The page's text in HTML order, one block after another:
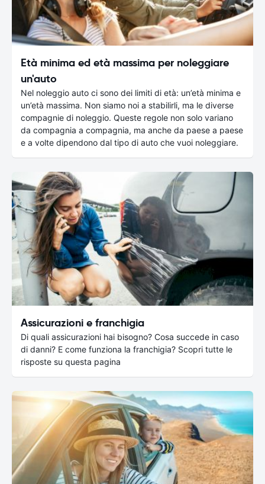
Età minima ed età massima per noleggiare
un'auto
Nel noleggio auto ci sono dei limiti di età: un’età minima e
un’età massima. Non siamo noi a stabilirli, ma le diverse
compagnie di noleggio. Queste regole non solo variano
da compagnia a compagnia, ma anche da paese a paese
e a volte dipendono dal tipo di auto che vuoi noleggiare.
Assicurazioni e franchigia
Di quali assicurazioni hai bisogno? Cosa succede in caso
di danni? E come funziona la franchigia? Scopri tutte le
risposte su questa pagina